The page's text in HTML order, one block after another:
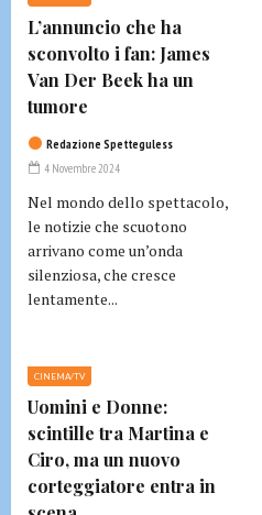
L’annuncio che ha
sconvolto i fan: James
Van Der Beek ha un
tumore
Redazione Spetteguless
4 Novembre 2024
Nel mondo dello spettacolo,
le notizie che scuotono
arrivano come un’onda
silenziosa, che cresce
lentamente...
CINEMA/TV
Uomini e Donne:
scintille tra Martina e
Ciro, ma un nuovo
corteggiatore entra in